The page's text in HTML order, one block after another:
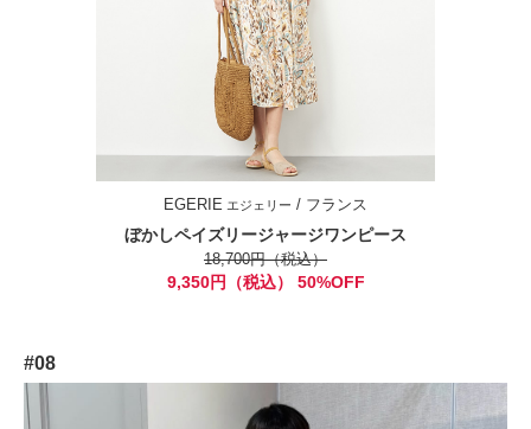
EGERIE エジェリー / フランス
ぼかしペイズリージャージワンピース
18,700円（税込）
9,350円（税込） 50%OFF
#08